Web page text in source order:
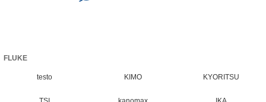
FLUKE
testo KIMO KYORITSU